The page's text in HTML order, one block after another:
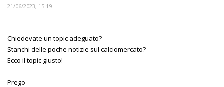
21/06/2023, 15:19
Chiedevate un topic adeguato?
Stanchi delle poche notizie sul calciomercato?
Ecco il topic giusto!
Prego